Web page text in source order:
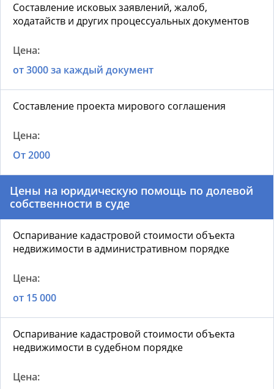
Составление исковых заявлений, жалоб,
ходатайств и других процессуальных документов
от 3000 за каждый документ
Составление проекта мирового соглашения
От 2000
Цены на юридическую помощь по долевой
собственности в суде
Оспаривание кадастровой стоимости объекта
недвижимости в административном порядке
от 15 000
Оспаривание кадастровой стоимости объекта
недвижимости в судебном порядке